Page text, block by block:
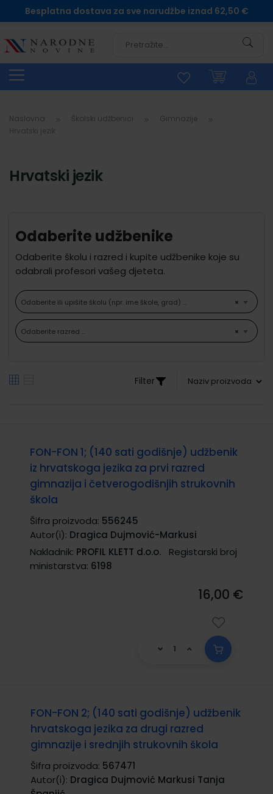
Besplatna dostava za sve narudžbe iznad 62,50 €
Naslovna Školski udžbenici
Gimnazije
Hrvatski jezik
Odaberite udžbenike
Odaberite školu i razred i kupite udžbenike koje su
odabrali profesori vašeg djeteta.
×
Odaberite ili upišite školu (npr. ime škole, grad) ...
×
Odaberite razred ...
Filter
FON-FON 1; (140 sati godišnje) udžbenik
iz hrvatskoga jezika za prvi razred
gimnazija i četverogodišnjih strukovnih
škola
Šifra proizvoda: 556245
Autor(i): Dragica Dujmović-Markusi
Nakladnik: PROFIL KLETT d.o.o.
Registarski broj
ministarstva: 6198
16,00 €
FON-FON 2; (140 sati godišnje) udžbenik
hrvatskoga jezika za drugi razred
gimnazije i srednjih strukovnih škola
Šifra proizvoda: 567471
Autor(i): Dragica Dujmović Markusi Tanja